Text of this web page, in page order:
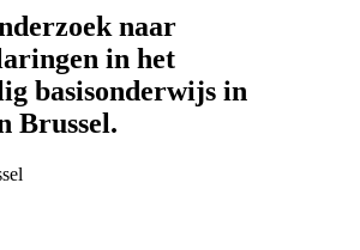
naar
in het
basisonderwijs in
Brussel.